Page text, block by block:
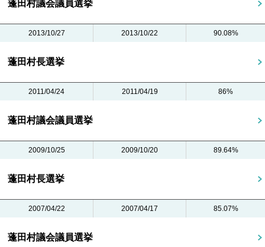
蓬田村議会議員選挙
2013/10/27 2013/10/22 90.08%
蓬田村長選挙
2011/04/24 2011/04/19 86%
蓬田村議会議員選挙
2009/10/25 2009/10/20 89.64%
蓬田村長選挙
2007/04/22 2007/04/17 85.07%
蓬田村議会議員選挙